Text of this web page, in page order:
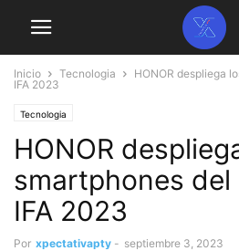
Inicio Tecnologia
HONOR despliega
IFA 2023
Tecnologia
HONOR
smartphones del
IFA 2023
Por xpectativapty - septiembre 3, 2023